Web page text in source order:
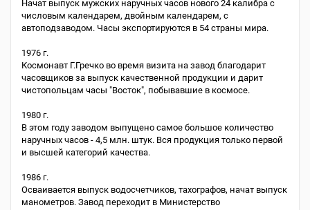
Начат выпуск мужских наручных часов нового 24 калибра с
числовым календарем, двойным календарем, с
автоподзаводом. Часы экспортируются в 54 страны мира.
1976 г.
Космонавт Г.Гречко во время визита на завод благодарит
часовщиков за выпуск качественной продукции и дарит
чистопольцам часы "Восток", побывавшие в космосе.
1980 г.
В этом году заводом выпущено самое большое количество
наручных часов - 4,5 млн. штук. Вся продукция только первой
и высшей категорий качества.
1986 г.
Осваивается выпуск водосчетчиков, тахографов, начат выпуск
манометров. Завод переходит в Министерство